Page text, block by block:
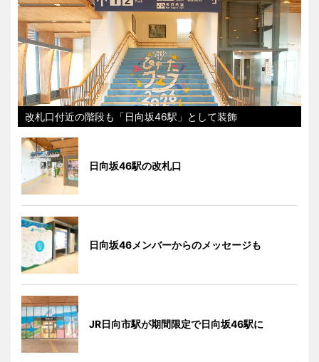
改札口付近の階段も「日向坂46駅」として装飾
日向坂46駅の改札口
日向坂46メンバーからのメッセージも
JR日向市駅が期間限定で日向坂46駅に